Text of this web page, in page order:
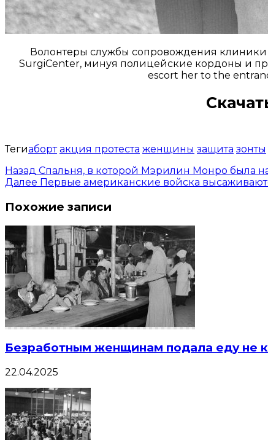
Волонтеры службы сопровождения клиники
SurgiCenter, минуя полицейские кордоны и
escort her to the
Тегиаборт акция протеста женщины защита зонты
Назад Спальня, в которой Мэрилин Монро была
Далее Первые американские войска
Похожие записи
Безработным женщинам подала еду не
22.04.2025